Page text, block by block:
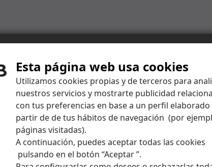
Esta página web usa cookies
Utilizamos cookies propias y de terceros para
nuestros servicios y mostrarte publicidad
con tus preferencias en base a un perfil elaborado
partir de de tus hábitos de navegación (por
páginas visitadas).
A continuación, puedes aceptar todas las cookies
pulsando en el botón “Aceptar ”.
Centro de ayuda
a todas tus dudas y amplía tus